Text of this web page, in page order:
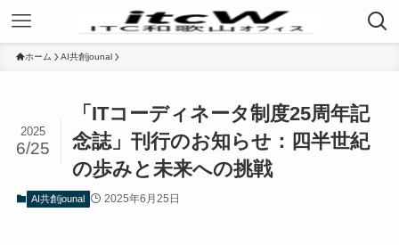
ホーム AI共創jounal
「ITコーディネータ制度25周年記
念誌」刊行のお知らせ：四半世紀
の歩みと未来への挑戦
2025
6/25
AI共創jounal 2025年6月25日